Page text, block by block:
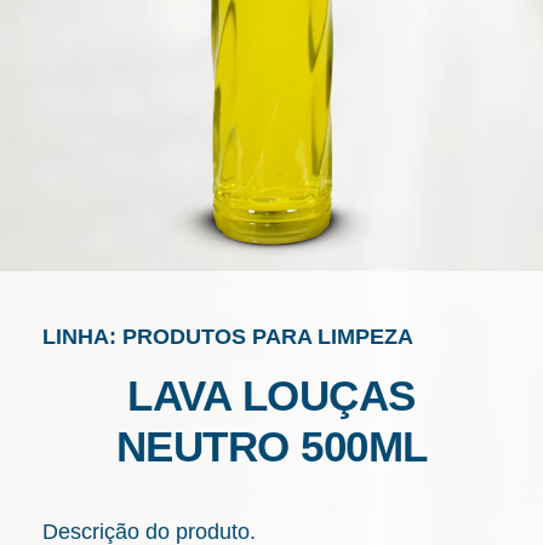
LINHA: PRODUTOS PARA LIMPEZA
LAVA LOUÇAS
NEUTRO 500ML
Descrição do produto.